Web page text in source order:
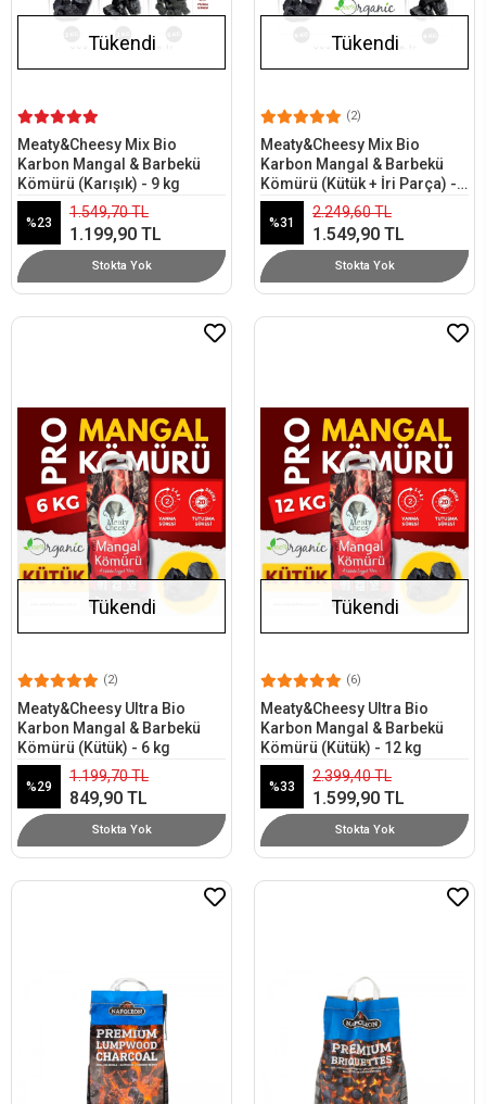
Tükendi
Meaty&Cheesy Mix Bio
Karbon Mangal & Barbekü
Kömürü (Karışık) - 9 kg
%23
1.549,70 TL
1.199,90 TL
Stokta Yok
Tükendi
(2)
Meaty&Cheesy Mix Bio
Karbon Mangal & Barbekü
Kömürü (Kütük + İri Parça) -
12 kg
%31
2.249,60 TL
1.549,90 TL
Stokta Yok
Tükendi
(2)
Meaty&Cheesy Ultra Bio
Karbon Mangal & Barbekü
Kömürü (Kütük) - 6 kg
%29
1.199,70 TL
849,90 TL
Stokta Yok
Tükendi
(6)
Meaty&Cheesy Ultra Bio
Karbon Mangal & Barbekü
Kömürü (Kütük) - 12 kg
%33
2.399,40 TL
1.599,90 TL
Stokta Yok